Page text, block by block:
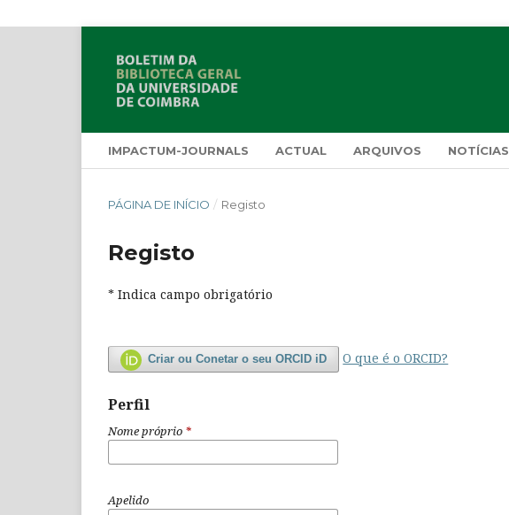
IMPACTUM-JOURNALS ACTUAL ARQUIVOS NOTÍCIAS
PÁGINA DE INÍCIO / Registo
Registo
* Indica campo obrigatório
Criar ou Conetar o seu ORCID iD O que é o ORCID?
Perfil
Nome próprio *
Apelido